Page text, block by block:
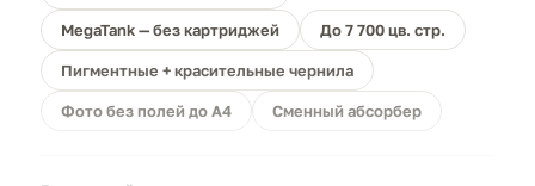
MegaTank — без картриджей До 7 700 цв. стр.
Пигментные + красительные чернила
Фото без полей до А4 Сменный абсорбер